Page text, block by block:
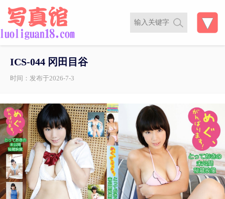
ICS-044 冈田目谷
时间：发布于2026-7-3